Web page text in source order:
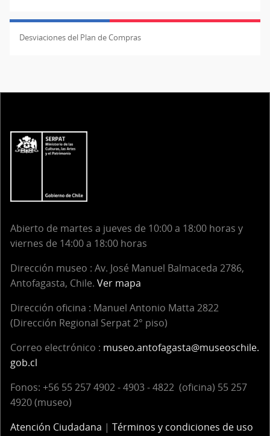
Desviaciones del Plan de Compras
Abierto de martes a jueves de 10:00 a 18:00 horas y
viernes de 14:00 a 18:00 horas
Dirección museo : Av. José Manuel Balmaceda 2786,
Antofagasta, Chile. Ver mapa
Dirección oficina : Manuel Antonio Matta 2822
(Dirección Regional Serpat 2° piso)
Correo electrónico : museo.antofagasta@museoschile.
gob.cl
Fonos: +56 55 257 4902 - 4903 - 4822 (oficina) 55 257
4920 (museo)
Atención Ciudadana | Términos y condiciones de uso